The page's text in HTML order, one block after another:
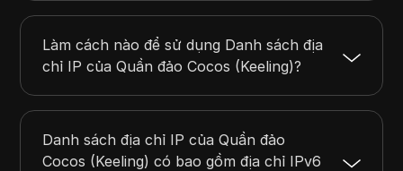
Làm cách nào để sử dụng Danh sách địa
chỉ IP của Quần đảo Cocos (Keeling)?
Danh sách địa chỉ IP của Quần đảo
Cocos (Keeling) có bao gồm địa chỉ IPv6